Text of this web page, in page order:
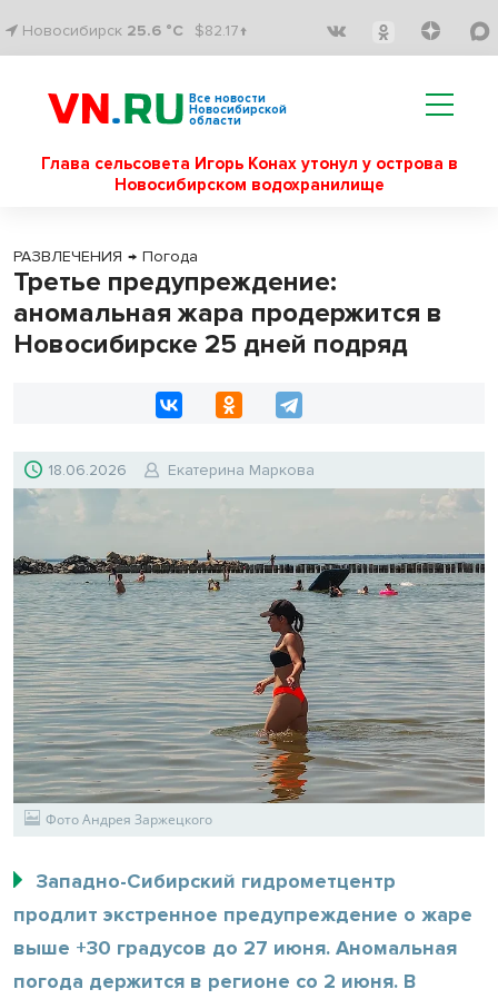
Новосибирск 25.6 °C $82.17↑
Все новости
Новосибирской
области
Глава сельсовета Игорь Конах утонул у острова в
Новосибирском водохранилище
РАЗВЛЕЧЕНИЯ → Погода
Третье предупреждение:
аномальная жара продержится в
Новосибирске 25 дней подряд
18.06.2026 Екатерина Маркова
Фото Андрея Заржецкого
Западно-Сибирский гидрометцентр
продлит экстренное предупреждение о жаре
выше +30 градусов до 27 июня. Аномальная
погода держится в регионе со 2 июня. В